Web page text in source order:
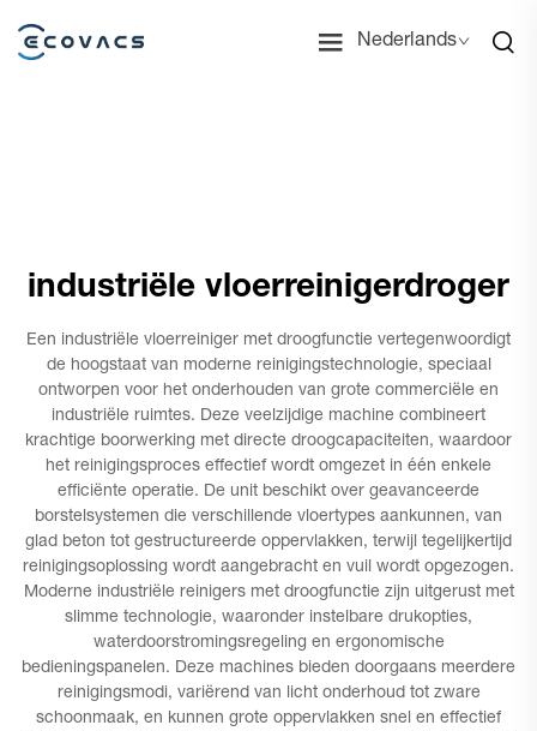
Nederlands
industriële vloerreinigerdroger
Een industriële vloerreiniger met droogfunctie vertegenwoordigt
de hoogstaat van moderne reinigingstechnologie, speciaal
ontworpen voor het onderhouden van grote commerciële en
industriële ruimtes. Deze veelzijdige machine combineert
krachtige boorwerking met directe droogcapaciteiten, waardoor
het reinigingsproces effectief wordt omgezet in één enkele
efficiënte operatie. De unit beschikt over geavanceerde
borstelsystemen die verschillende vloertypes aankunnen, van
glad beton tot gestructureerde oppervlakken, terwijl tegelijkertijd
reinigingsoplossing wordt aangebracht en vuil wordt opgezogen.
Moderne industriële reinigers met droogfunctie zijn uitgerust met
slimme technologie, waaronder instelbare drukopties,
waterdoorstromingsregeling en ergonomische
bedieningspanelen. Deze machines bieden doorgaans meerdere
reinigingsmodi, variërend van licht onderhoud tot zware
schoonmaak, en kunnen grote oppervlakken snel en effectief